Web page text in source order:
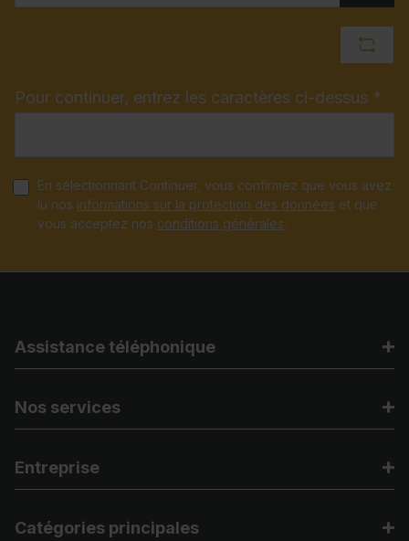
Pour continuer, entrez les caractères ci-dessus *
En sélectionnant Continuer, vous confirmez que vous avez
lu nos informations sur la protection des données et que
vous acceptez nos conditions générales.
Assistance téléphonique
Nos services
Entreprise
Catégories principales